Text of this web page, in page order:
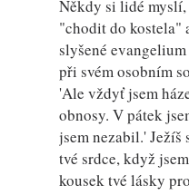
Někdy si lidé
"chodit do kostela"
slyšené
při svém osobním
'Ale vždyť jsem
obnosy. V pátek
jsem nezabil.' Ježíš
tvé srdce, když
kousek tvé lásky